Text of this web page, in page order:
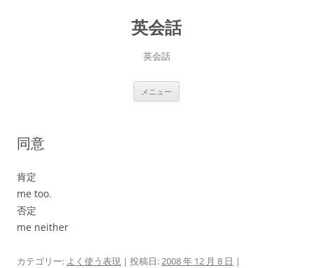
英会話
英会話
メニュー
同意
肯定
me too.
否定
me neither
カテゴリー: よく使う表現 | 投稿日:2008 年 12 月 8 日 |